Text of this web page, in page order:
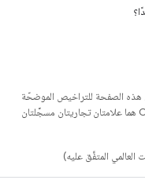
هذه الصفحة للتراخيص الموضحّة
. إنّ Java وOpenJDK هما علامتان تجاريتان مسجَّلتان